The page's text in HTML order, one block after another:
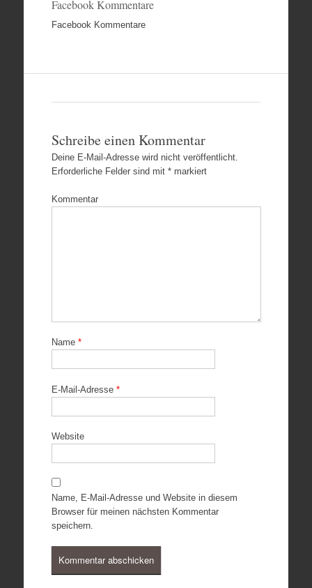
Facebook Kommentare
Facebook Kommentare
Schreibe einen Kommentar
Deine E-Mail-Adresse wird nicht veröffentlicht.
Erforderliche Felder sind mit *markiert
Kommentar
Name *
E-Mail-Adresse *
Website
Name, E-Mail-Adresse und Website in diesem
Browser für meinen nächsten Kommentar
speichern.